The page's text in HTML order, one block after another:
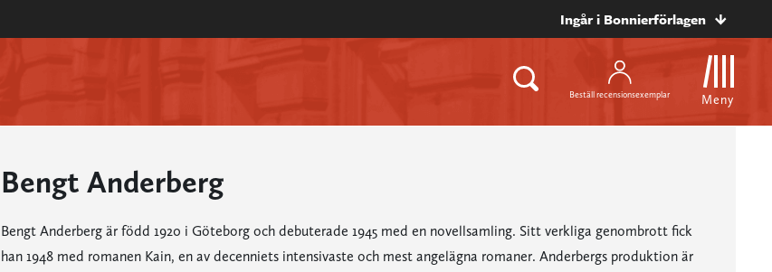
Ingår i Bonnierförlagen
Beställ recensionsexemplar Meny
Bengt Anderberg
Bengt Anderberg är född 1920 i Göteborg och debuterade 1945 med en novellsamling. Sitt verkliga genombrott fick
han 1948 med romanen Kain, en av decenniets intensivaste och mest angelägna romaner. Anderbergs produktion är